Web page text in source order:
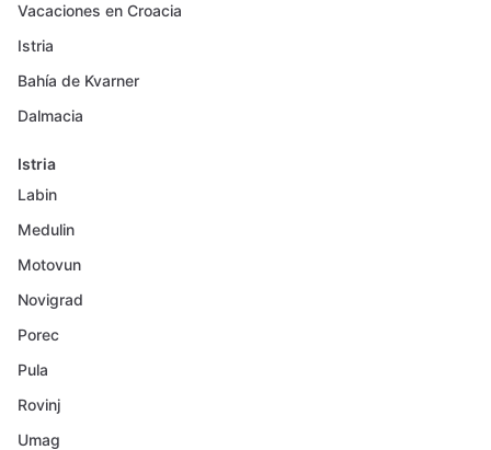
Vacaciones en Croacia
Istria
Bahía de Kvarner
Dalmacia
Istria
Labin
Medulin
Motovun
Novigrad
Porec
Pula
Rovinj
Umag